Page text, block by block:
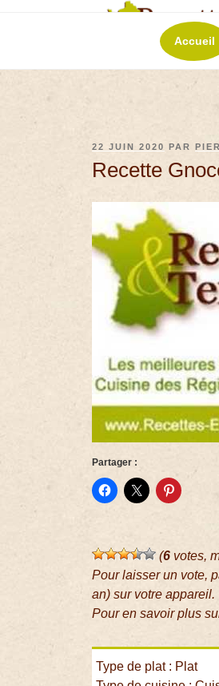
Accueil
22 JUIN 2020 PAR
Recette
Partager :
(6 votes,
Pour laisser un vote,
an) sur votre appareil.
Pour en savoir plus
Type de plat : Plat